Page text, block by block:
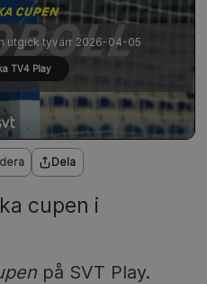
Dela
cupen i
på SVT Play.
utgick tyvärr 2026-04-05
TV4 Play